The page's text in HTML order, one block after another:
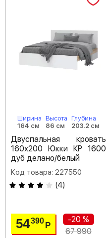
Ширина
164 см
Высота
86 см
Глубина
203.2 см
Двуспальная кровать
160х200 Юкки КР 1600
дуб делано/белый
Код товара: 227550
(4)
54390Р
-20 %
67 990